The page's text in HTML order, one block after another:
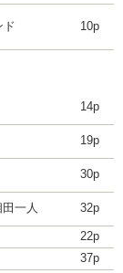
ド 10p
14p
19p
30p
一人 32p
22p
37p